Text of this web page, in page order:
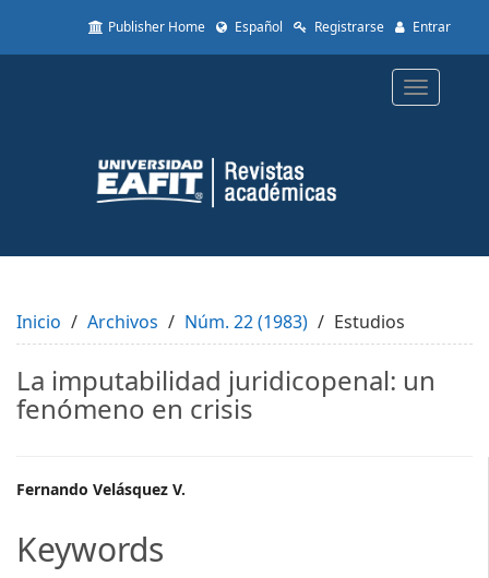
to
Content
Sidebar
Publisher Home Español Registrarse Entrar
Toggle
Inicio Archivos Núm. 22 (1983) Estudios
La imputabilidad juridicopenal: un
fenómeno en crisis
Main
Article
Content
Fernando Velásquez V.
Keywords